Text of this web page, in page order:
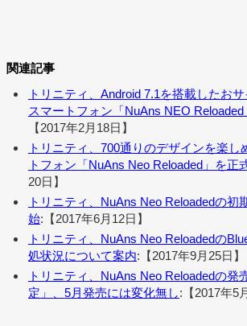
関連記事
トリニティ、Android 7.1を搭載したお
スマートフォン「NuAns NEO Reloaded
【2017年2月18日】
トリニティ、700通りのデザインを楽し
トフォン「NuAns Neo Reloaded」を正
20日】
トリニティ、NuAns Neo Reloadedの初
始:【2017年6月12日】
トリニティ、NuAns Neo Reloadedの
処状況について案内:【2017年9月25日】
トリニティ、NuAns Neo Reloadedの発
定」、5月発売には変化無し:【2017年5